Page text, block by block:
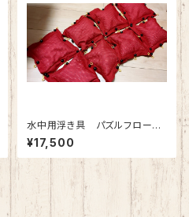
水中用浮き具 パズルフロート
（10ブロック／1セット）（色：いち
ごレッド）
¥17,500